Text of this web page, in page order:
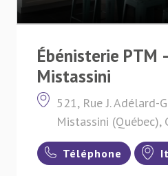
Ébénisterie PTM
Mistassini
521, Rue J. Adélard-
Mistassini (Québec),
Téléphone